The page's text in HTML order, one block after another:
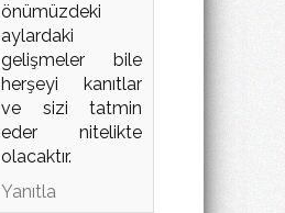
önümüzdeki
aylardaki
gelişmeler bile
herşeyi kanıtlar
ve sizi tatmin
eder nitelikte
olacaktır.
Yanıtla